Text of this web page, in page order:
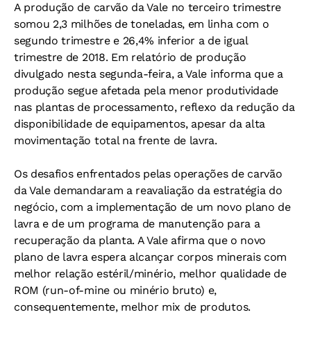
A produção de carvão da Vale no terceiro trimestre
somou 2,3 milhões de toneladas, em linha com o
segundo trimestre e 26,4% inferior a de igual
trimestre de 2018. Em relatório de produção
divulgado nesta segunda-feira, a Vale informa que a
produção segue afetada pela menor produtividade
nas plantas de processamento, reflexo da redução da
disponibilidade de equipamentos, apesar da alta
movimentação total na frente de lavra.
Os desafios enfrentados pelas operações de carvão
da Vale demandaram a reavaliação da estratégia do
negócio, com a implementação de um novo plano de
lavra e de um programa de manutenção para a
recuperação da planta. A Vale afirma que o novo
plano de lavra espera alcançar corpos minerais com
melhor relação estéril/minério, melhor qualidade de
ROM (run-of-mine ou minério bruto) e,
consequentemente, melhor mix de produtos.